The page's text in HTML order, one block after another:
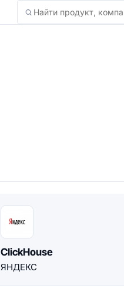
Найти
ClickHouse
ЯНДЕКС